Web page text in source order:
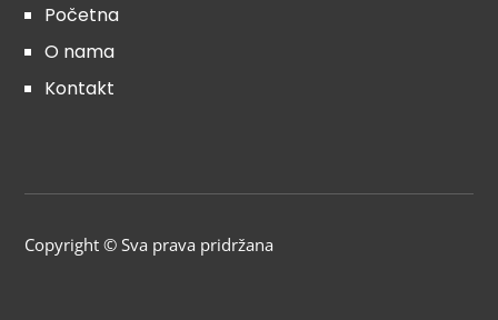
Početna
O nama
Kontakt
Copyright © Sva prava pridržana